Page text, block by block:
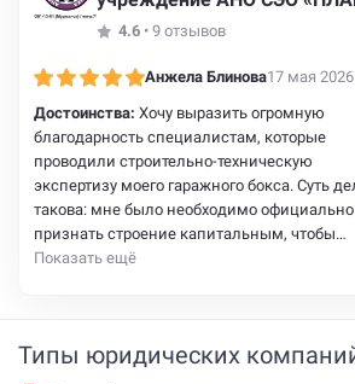
4.6 • 9 отзывов
Анжела Блинова17 мая 2026
Достоинства: Хочу выразить огромную
благодарность специалистам, которые
проводили строительно-техническую
экспертизу моего гаражного бокса. Суть
такова: мне было необходимо официально
признать строение капитальным, чтобы
защитить в суде свои права, как
проконсультировали, объяснили все
Показать ещё
Типы юридических